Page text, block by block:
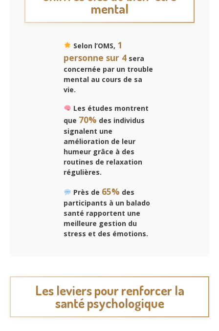
mental
Selon l’OMS, 1
personne sur 4 sera
concernée par un trouble
mental au cours de sa
vie.
Les études montrent
que 70% des individus
signalent une
amélioration de leur
humeur grâce à des
routines de relaxation
régulières.
Près de 65% des
participants à un balado
santé rapportent une
meilleure gestion du
stress et des émotions.
Les leviers pour renforcer la
santé psychologique